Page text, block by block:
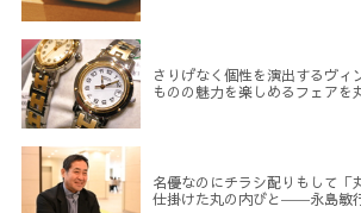
さりげなく個性を演出するヴ
ものの魅力を楽しめるフェアを
名優なのにチラシ配りもして「
仕掛けた丸の内びと――永島敏